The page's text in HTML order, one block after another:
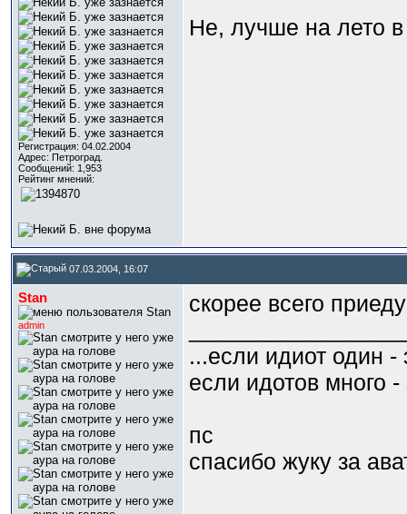
Регистрация: 04.02.2004
Адрес: Петроград.
Сообщений: 1,953
Рейтинг мнений:
Не, лучше на лето в
07.03.2004, 16:07
Stan
admin
скорее всего
...если идиот один -
если идотов много
пс
спасибо жуку за